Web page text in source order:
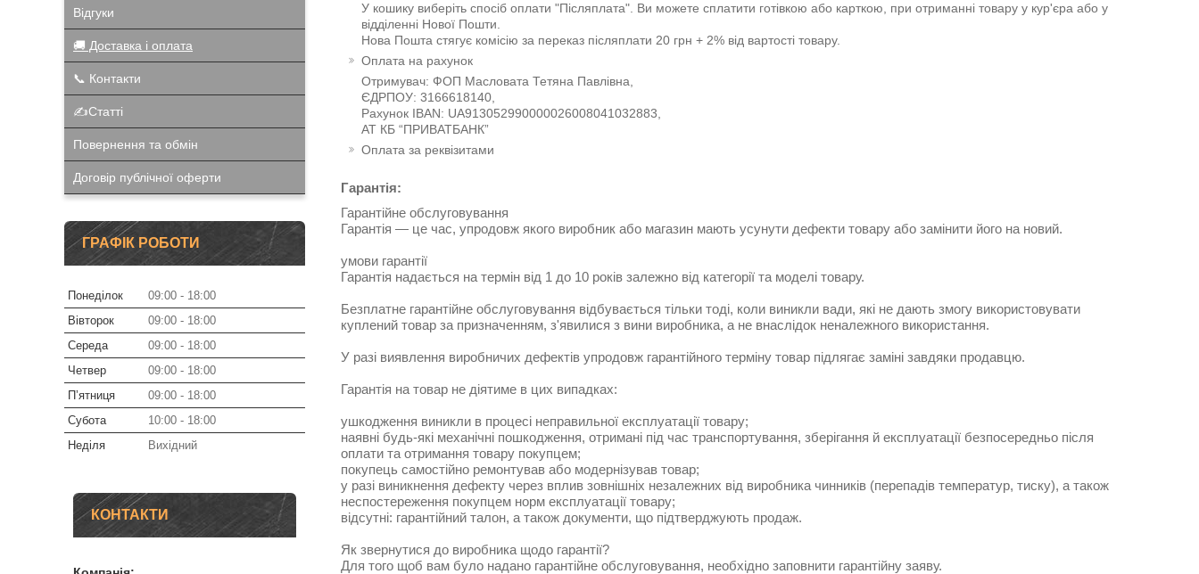
У кошику виберіть спосіб оплати "Післяплата". Ви можете сплатити готівкою або карткою, при отриманні товару у кур'єра або у
відділенні Нової Пошти.
Нова Пошта стягує комісію за переказ післяплати 20 грн + 2% від вартості товару.
Оплата на рахунок
Отримувач: ФОП Масловата Тетяна Павлівна,
ЄДРПОУ: 3166618140,
Рахунок IBAN: UA913052990000026008041032883,
АТ КБ “ПРИВАТБАНК”
Оплата за реквізитами
Гарантія:
Гарантійне обслуговування
Гарантія — це час, упродовж якого виробник або магазин мають усунути дефекти товару або замінити його на новий.
умови гарантії
Гарантія надається на термін від 1 до 10 років залежно від категорії та моделі товару.
Безплатне гарантійне обслуговування відбувається тільки тоді, коли виникли вади, які не дають змогу використовувати
куплений товар за призначенням, з'явилися з вини виробника, а не внаслідок неналежного використання.
У разі виявлення виробничих дефектів упродовж гарантійного терміну товар підлягає заміні завдяки продавцю.
Гарантія на товар не діятиме в цих випадках:
ушкодження виникли в процесі неправильної експлуатації товару;
наявні будь-які механічні пошкодження, отримані під час транспортування, зберігання й експлуатації безпосередньо після
оплати та отримання товару покупцем;
покупець самостійно ремонтував або модернізував товар;
у разі виникнення дефекту через вплив зовнішніх незалежних від виробника чинників (перепадів температур, тиску), а також
неспостереження покупцем норм експлуатації товару;
відсутні: гарантійний талон, а також документи, що підтверджують продаж.
Як звернутися до виробника щодо гарантії?
Для того щоб вам було надано гарантійне обслуговування, необхідно заповнити гарантійну заяву.
Відгуки
🚚 Доставка і оплата
📞 Контакти
✍️Статті
Повернення та обмін
Договір публічної оферти
ГРАФІК РОБОТИ
Понеділок 09:00
18:00
Вівторок
09:00
18:00
Середа
09:00
18:00
Четвер
09:00
18:00
Пʼятниця
09:00
18:00
Субота
10:00
18:00
Неділя
Вихідний
КОНТАКТИ